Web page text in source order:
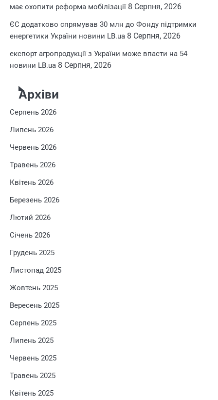
має охопити реформа мобілізації 8 Серпня, 2026
ЄС додатково спрямував 30 млн до Фонду підтримки
енергетики України новини LB.ua 8 Серпня, 2026
експорт агропродукції з України може впасти на 54
новини LB.ua 8 Серпня, 2026
Архіви
Серпень 2026
Липень 2026
Червень 2026
Травень 2026
Квітень 2026
Березень 2026
Лютий 2026
Січень 2026
Грудень 2025
Листопад 2025
Жовтень 2025
Вересень 2025
Серпень 2025
Липень 2025
Червень 2025
Травень 2025
Квітень 2025